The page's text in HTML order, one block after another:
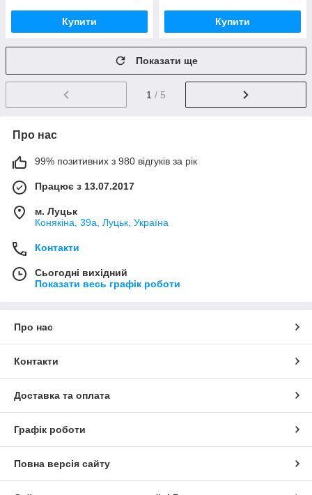
Купити Купити
Показати ще
1 / 5
Про нас
99% позитивних з 980 відгуків за рік
Працює з 13.07.2017
м. Луцьк
Конякіна, 39а, Луцьк, Україна
Контакти
Сьогодні вихідний
Показати весь графік роботи
Про нас
Контакти
Доставка та оплата
Графік роботи
Повна версія сайту